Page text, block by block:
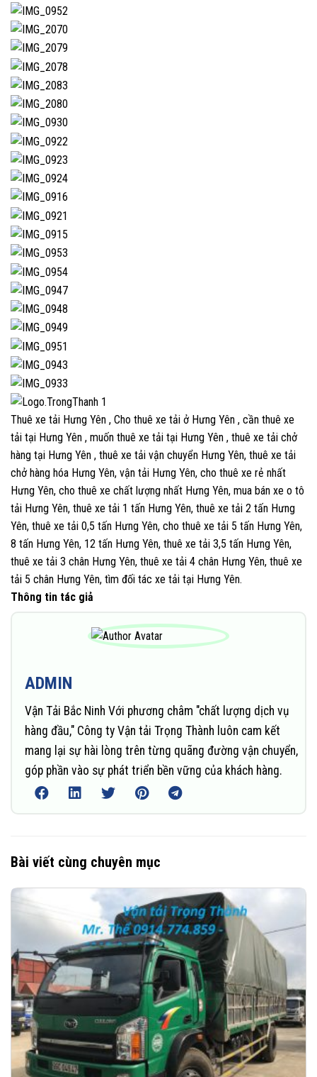
Thuê xe tải Hưng Yên , Cho thuê xe tải ở Hưng Yên , cần thuê xe
tải tại Hưng Yên , muốn thuê xe tải tại Hưng Yên , thuê xe tải chở
hàng tại Hưng Yên , thuê xe tải vận chuyển Hưng Yên, thuê xe tải
chở hàng hóa Hưng Yên, vận tải Hưng Yên, cho thuê xe rẻ nhất
Hưng Yên, cho thuê xe chất lượng nhất Hưng Yên, mua bán xe o tô
tải Hưng Yên, thuê xe tải 1 tấn Hưng Yên, thuê xe tải 2 tấn Hưng
Yên, thuê xe tải 0,5 tấn Hưng Yên, cho thuê xe tải 5 tấn Hưng Yên,
8 tấn Hưng Yên, 12 tấn Hưng Yên, thuê xe tải 3,5 tấn Hưng Yên,
thuê xe tải 3 chân Hưng Yên, thuê xe tải 4 chân Hưng Yên, thuê xe
tải 5 chân Hưng Yên, tìm đối tác xe tải tại Hưng Yên.
Thông tin tác giả
ADMIN
Vận Tải Bắc Ninh Với phương châm "chất lượng dịch vụ
hàng đầu," Công ty Vận tải Trọng Thành luôn cam kết
mang lại sự hài lòng trên từng quãng đường vận chuyển,
góp phần vào sự phát triển bền vững của khách hàng.
Bài viết cùng chuyên mục